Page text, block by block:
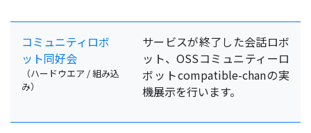
コミュニティロボ
ット同好会
（ハードウエア / 組み込
み）
サービスが終了した会話ロボ
ット、OSSコミュニティーロ
ボットcompatible-chanの実
機展示を行います。